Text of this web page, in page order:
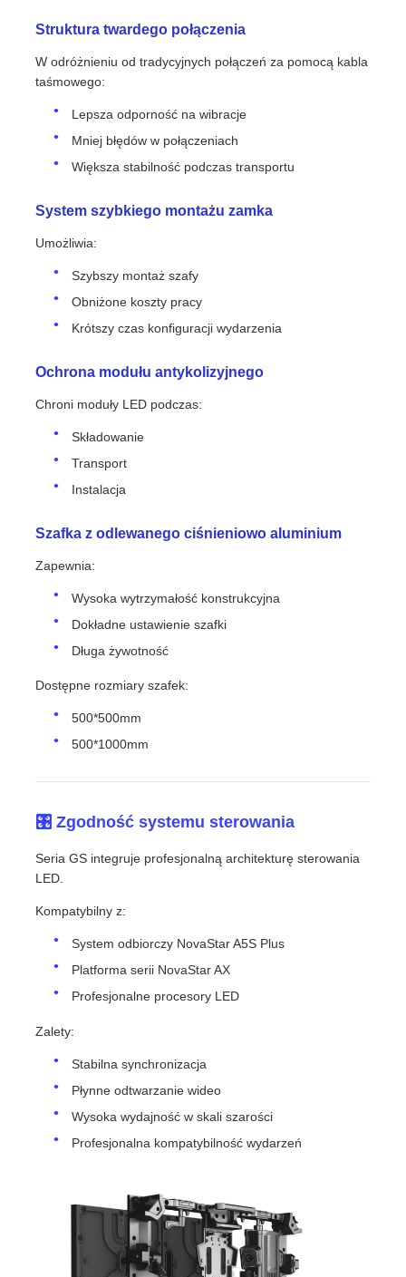
Struktura twardego połączenia
W odróżnieniu od tradycyjnych połączeń za pomocą kabla
taśmowego:
Lepsza odporność na wibracje
Mniej błędów w połączeniach
Większa stabilność podczas transportu
System szybkiego montażu zamka
Umożliwia:
Szybszy montaż szafy
Obniżone koszty pracy
Krótszy czas konfiguracji wydarzenia
Ochrona modułu antykolizyjnego
Chroni moduły LED podczas:
Składowanie
Transport
Instalacja
Szafka z odlewanego ciśnieniowo aluminium
Zapewnia:
Wysoka wytrzymałość konstrukcyjna
Dokładne ustawienie szafki
Długa żywotność
Dostępne rozmiary szafek:
500*500mm
500*1000mm
🎛️ Zgodność systemu sterowania
Seria GS integruje profesjonalną architekturę sterowania
LED.
Kompatybilny z:
System odbiorczy NovaStar A5S Plus
Platforma serii NovaStar AX
Profesjonalne procesory LED
Zalety:
Stabilna synchronizacja
Płynne odtwarzanie wideo
Wysoka wydajność w skali szarości
Profesjonalna kompatybilność wydarzeń